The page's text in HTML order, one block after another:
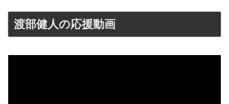
渡部健人の応援動画